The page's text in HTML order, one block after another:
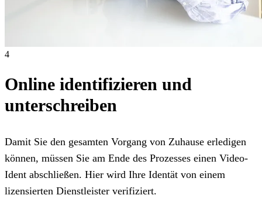
4
Online identifizieren und
unterschreiben
Damit Sie den gesamten Vorgang von Zuhause erledigen
können, müssen Sie am Ende des Prozesses einen Video-
Ident abschließen. Hier wird Ihre Identät von einem
lizensierten Dienstleister verifiziert.